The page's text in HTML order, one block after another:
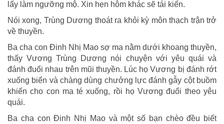
lấy làm ngưỡng mộ. Xin hẹn hôm khác sẽ tái kiến.
Nói xong, Trùng Dương thoát ra khỏi kỳ môn thạch trận trở
về thuyền.
Ba cha con Đinh Nhị Mao sợ ma nằm dưới khoang thuyền,
thấy Vương Trùng Dương nói chuyện với yêu quái và
đánh đuổi nhau trên mũi thuyền. Lúc họ Vương bị đánh rớt
xuống biển và chàng dùng chưởng lực đánh gẫy cột buồm
khiến cho con ma té xuống, rồi họ Vương đuổi theo yêu
quái.
Ba cha con Đinh Nhị Mao và một số bạn chèo đều biết